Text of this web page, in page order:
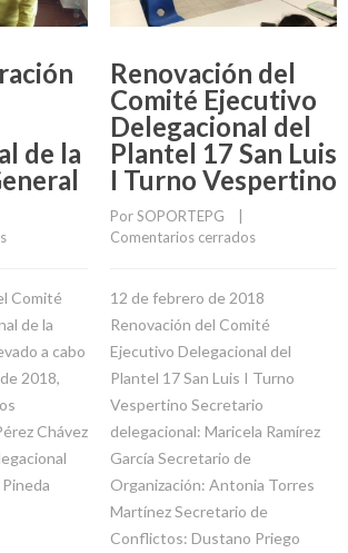
de la
Comité
de la
a cabo
2018,
Chávez
Renovación del
Comité Ejecutivo
Delegacional del
Plantel 17 San Luis
I Turno Vespertino
Por SOPORTEPG
Comentarios cerrados
12 de febrero de 2018
Renovación del Comité
Ejecutivo Delegacional del
Plantel 17 San Luis I Turno
Vespertino Secretario
delegacional: Maricela Ramírez
García Secretario de
Organización: Antonia Torres
Martínez Secretario de
Conflictos: Dustano Priego